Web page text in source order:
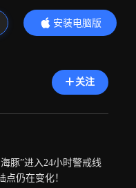
安装电脑版
内容更精彩
关注
豚”进入24小时警戒线
点仍在变化！